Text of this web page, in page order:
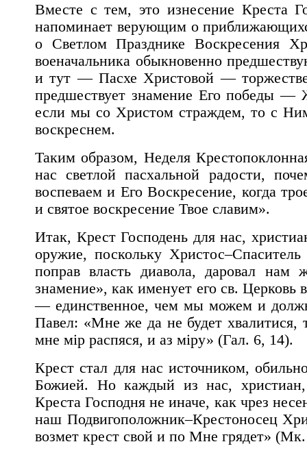
Вместе с тем, это изнесение Креста
напоминает верующим о
о Светлом Празднике Воскресения
военачальника обыкновенно
и тут — Пасхе Христовой —
предшествует знамение Его победы
если мы со Христом страждем, то с
воскреснем.
Таким образом, Неделя
нас светлой пасхальной радости,
воспеваем и Его Воскресение, когда
и святое воскресение Твое славим».
Итак, Крест Господень для нас,
оружие, поскольку
поправ власть диавола, даровал
знамение», как именует его св.
— единственное, чем мы можем и
Павел: «Мне же да не будет
мне мiр распяся, и аз мiру» (Гал. 6, 14).
Крест стал для нас источником,
Божией. Но каждый из нас, христиан,
Креста Господня не иначе, как чрез
наш Подвигоположник–Крестоносец
возмет крест свой и по Мне грядет»